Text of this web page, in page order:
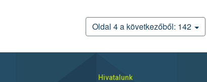
Oldal 4 a következőből: 142
Hivatalunk